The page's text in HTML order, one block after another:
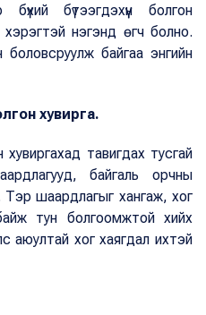
бүтээгдэхүүн болгон
нэгэнд өгч болно.
байгаа энгийн
хувирга.
тавигдах тусгай
байгаль орчны
шаардлагыг хангаж, хог
тун болгоомжтой хийх
аюултай хог хаягдал ихтэй